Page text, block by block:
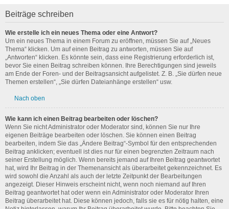
Beiträge schreiben
Wie erstelle ich ein neues Thema oder eine Antwort?
Um ein neues Thema in einem Forum zu eröffnen, müssen Sie auf „Neues
Thema“ klicken. Um auf einen Beitrag zu antworten, müssen Sie auf
„Antworten“ klicken. Es könnte sein, dass eine Registrierung erforderlich ist,
bevor Sie einen Beitrag schreiben können. Ihre Berechtigungen sind jeweils
am Ende der Foren- und der Beitragsansicht aufgelistet. Z. B. „Sie dürfen neue
Themen erstellen“, „Sie dürfen Dateianhänge erstellen“ usw.
Nach oben
Wie kann ich einen Beitrag bearbeiten oder löschen?
Wenn Sie nicht Administrator oder Moderator sind, können Sie nur Ihre
eigenen Beiträge bearbeiten oder löschen. Sie können einen Beitrag
bearbeiten, indem Sie das „Ändere Beitrag“-Symbol für den entsprechenden
Beitrag anklicken; eventuell ist dies nur für einen begrenzten Zeitraum nach
seiner Erstellung möglich. Wenn bereits jemand auf Ihren Beitrag geantwortet
hat, wird Ihr Beitrag in der Themenansicht als überarbeitet gekennzeichnet. Es
wird sowohl die Anzahl als auch der letzte Zeitpunkt der Bearbeitungen
angezeigt. Dieser Hinweis erscheint nicht, wenn noch niemand auf Ihren
Beitrag geantwortet hat oder wenn ein Administrator oder Moderator Ihren
Beitrag überarbeitet hat. Diese können jedoch, falls sie es für nötig halten, eine